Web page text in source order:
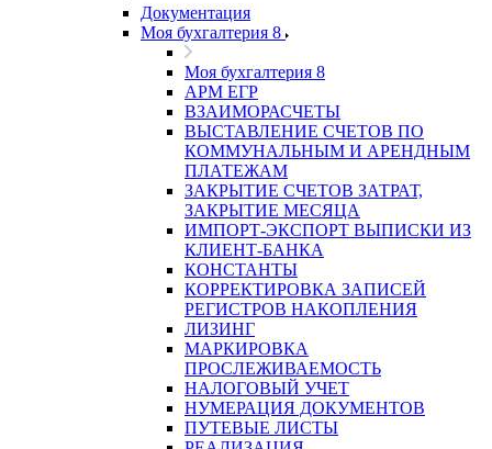
Документация
Моя бухгалтерия 8
Моя бухгалтерия 8
АРМ ЕГР
ВЗАИМОРАСЧЕТЫ
ВЫСТАВЛЕНИЕ СЧЕТОВ ПО
КОММУНАЛЬНЫМ И АРЕНДНЫМ
ПЛАТЕЖАМ
ЗАКРЫТИЕ СЧЕТОВ ЗАТРАТ,
ЗАКРЫТИЕ МЕСЯЦА
ИМПОРТ-ЭКСПОРТ ВЫПИСКИ ИЗ
КЛИЕНТ-БАНКА
КОНСТАНТЫ
КОРРЕКТИРОВКА ЗАПИСЕЙ
РЕГИСТРОВ НАКОПЛЕНИЯ
ЛИЗИНГ
МАРКИРОВКА
ПРОСЛЕЖИВАЕМОСТЬ
НАЛОГОВЫЙ УЧЕТ
НУМЕРАЦИЯ ДОКУМЕНТОВ
ПУТЕВЫЕ ЛИСТЫ